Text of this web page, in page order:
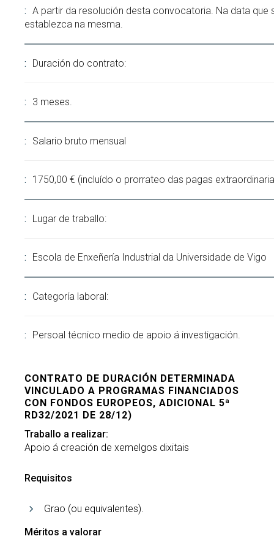
A partir da resolución desta convocatoria. Na data que
establezca na mesma.
Duración do contrato:
3 meses.
Salario bruto mensual
1750,00 € (incluído o prorrateo das pagas
Lugar de traballo:
Escola de Enxeñería Industrial da Universidade de Vigo
Categoría laboral:
Persoal técnico medio de apoio á investigación.
CONTRATO DE DURACIÓN DETERMINADA
VINCULADO A PROGRAMAS FINANCIADOS
CON FONDOS EUROPEOS, ADICIONAL 5ª
RD32/2021 DE 28/12)
Traballo a realizar:
Apoio á creación de xemelgos dixitais
Requisitos
Grao (ou equivalentes).
Méritos a valorar